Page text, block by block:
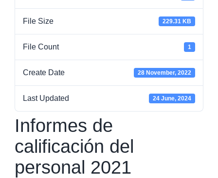
File Size 229.31 KB
File Count 1
Create Date 28 November, 2022
Last Updated 24 June, 2024
Informes de
calificación del
personal 2021